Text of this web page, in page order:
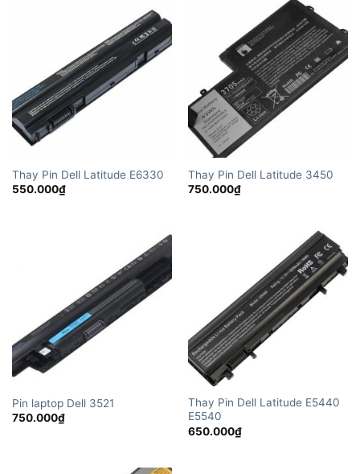
Thay Pin Dell Latitude E6330
550.000₫
Thay Pin Dell Latitude 3450
750.000₫
Pin laptop Dell 3521
750.000₫
Thay Pin Dell Latitude E5440
E5540
650.000₫